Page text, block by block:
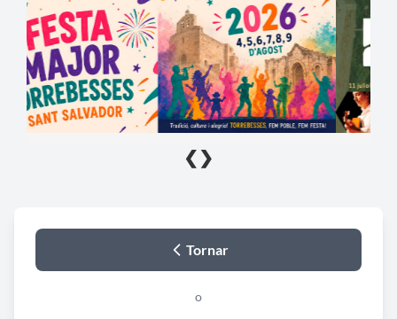
❮ ❯
Tornar
o